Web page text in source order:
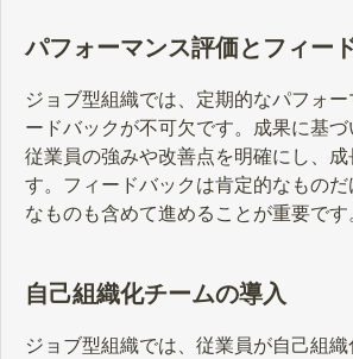
パフォーマンス評価とフィー
ジョブ型組織では、定期的なパフォ
ードバックが不可欠です。成果に基づ
従業員の強みや改善点を明確にし、成
す。フィードバックは肯定的なもの
なものも含めて進めることが重要です
自己組織化チームの導入
ジョブ型組織では、従業員が自己組